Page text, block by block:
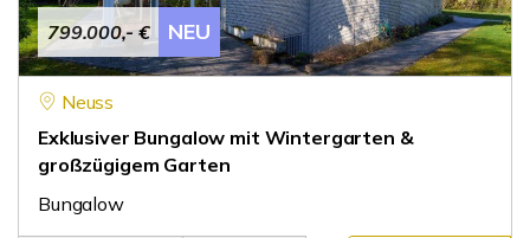
799.000,- € NEU
Neuss
Exklusiver Bungalow mit Wintergarten &
großzügigem Garten
Bungalow